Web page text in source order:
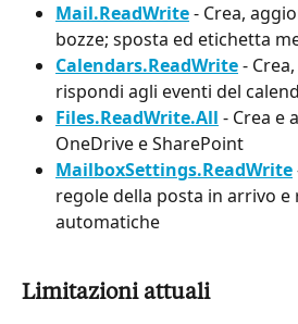
Mail.ReadWrite - Crea,
bozze; sposta ed etichetta
Calendars.ReadWrite -
rispondi agli eventi del
Files.ReadWrite.All - Crea e
OneDrive e SharePoint
MailboxSettings.ReadWrite
regole della posta in arrivo e
automatiche
Limitazioni attuali